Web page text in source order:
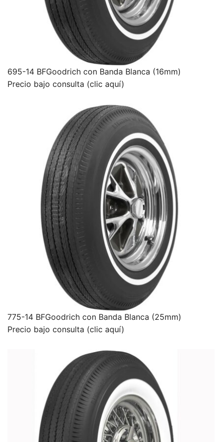
695-14 BFGoodrich con Banda Blanca (16mm)
Precio bajo consulta (clic aquí)
775-14 BFGoodrich con Banda Blanca (25mm)
Precio bajo consulta (clic aquí)